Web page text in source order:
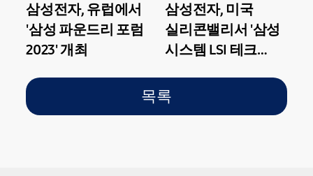
삼성전자, 유럽에서
'삼성 파운드리 포럼
2023' 개최
삼성전자, 미국
실리콘밸리서 '삼성
시스템 LSI 테크
목록